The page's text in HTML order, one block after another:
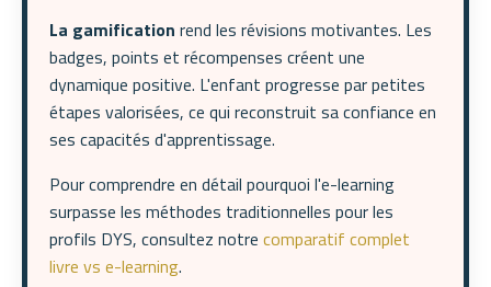
La gamification rend les révisions motivantes. Les
badges, points et récompenses créent une
dynamique positive. L'enfant progresse par petites
étapes valorisées, ce qui reconstruit sa confiance en
ses capacités d'apprentissage.
Pour comprendre en détail pourquoi l'e-learning
surpasse les méthodes traditionnelles pour les
profils DYS, consultez notre comparatif complet
livre vs e-learning.